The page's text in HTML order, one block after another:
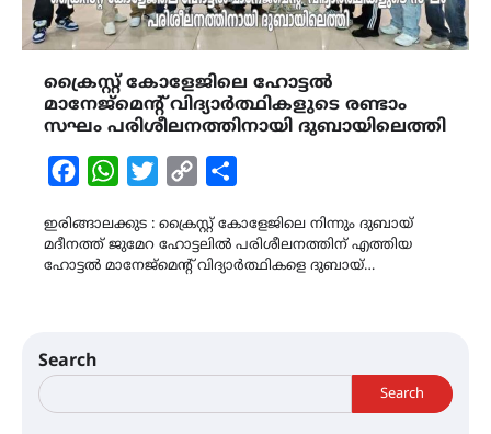
ക്രൈസ്റ്റ് കോളേജിലെ ഹോട്ടൽ
മാനേജ്മെന്റ് വിദ്യാർത്ഥികളുടെ രണ്ടാം
സഘം പരിശീലനത്തിനായി ദുബായിലെത്തി
FacebookWhatsAppTwitterCopy
ഇരിങ്ങാലക്കുട : ക്രൈസ്റ്റ് കോളേജിലെ നിന്നും ദുബായ്
മദീനത്ത് ജുമേറ ഹോട്ടലിൽ പരിശീലനത്തിന് എത്തിയ
ഹോട്ടൽ മാനേജ്മെൻ്റ് വിദ്യാർത്ഥികളെ ദുബായ്…
Search
Search